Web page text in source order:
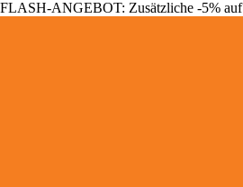
FLASH-ANGEBOT: Zusätzliche -5% auf